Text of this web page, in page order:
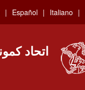
Italiano
Español
اتحاد